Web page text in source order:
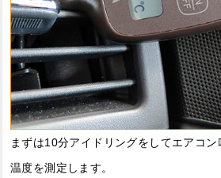
まずは10分アイドリングをしてエアコ
温度を測定します。